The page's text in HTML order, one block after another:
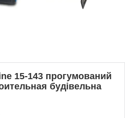
15-143 прогумований
будівельна